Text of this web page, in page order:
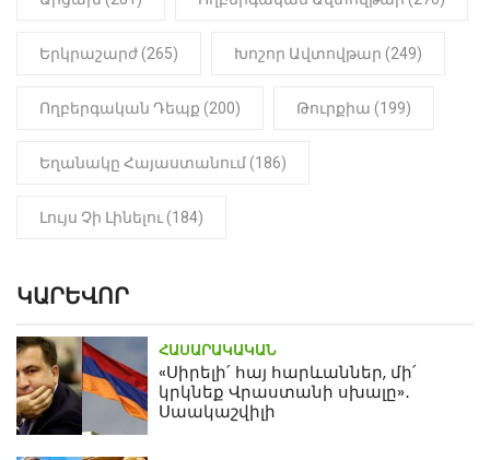
Երկրաշարժ (265) Խոշոր Ավտովթար (249)
Ողբերգական Դեպք (200) Թուրքիա (199)
Եղանակը Հայաստանում (186)
Լույս Չի Լինելու (184)
ԿԱՐԵՎՈՐ
ՀԱՍԱՐԱԿԱԿԱՆ
«Սիրելի՛ հայ հարևաններ, մի՛
կրկնեք Վրաստանի սխալը»․
Սաակաշվիլի